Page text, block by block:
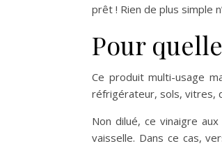
prêt ! Rien de plus simple
Pour
Ce produit multi-usage
réfrigérateur, sols, vitres,
Non dilué, ce vinaigre
vaisselle. Dans ce cas,